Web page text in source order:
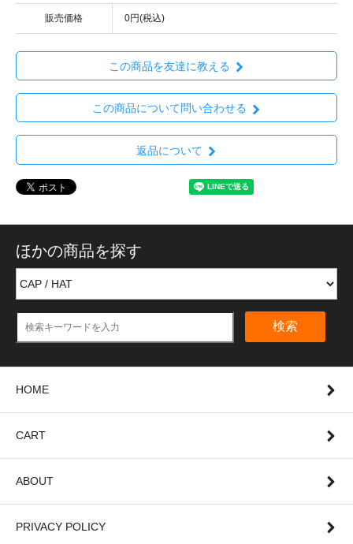
販売価格 0円(税込)
この商品を友達に教える
この商品について問い合わせる
返品について
ほかの商品を探す
検索
HOME
CART
ABOUT
PRIVACY POLICY